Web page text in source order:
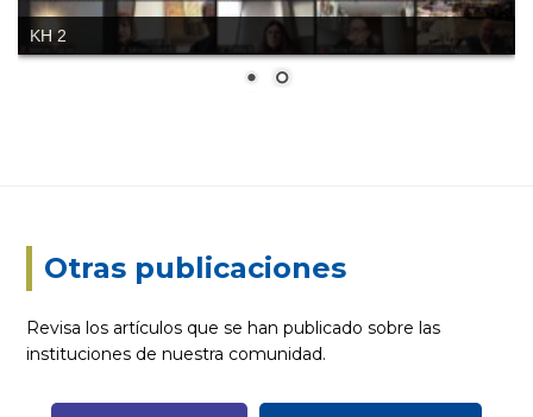
KH 2
Otras publicaciones
Revisa los artículos que se han publicado sobre las
instituciones de nuestra comunidad.